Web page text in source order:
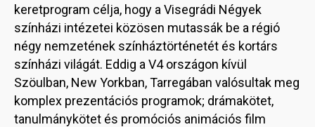
keretprogram célja, hogy a Visegrádi Négyek
színházi intézetei közösen mutassák be a régió
négy nemzetének színháztörténetét és kortárs
színházi világát. Eddig a V4 országon kívül
Szöulban, New Yorkban, Tarregában valósultak meg
komplex prezentációs programok; drámakötet,
tanulmánykötet és promóciós animációs film